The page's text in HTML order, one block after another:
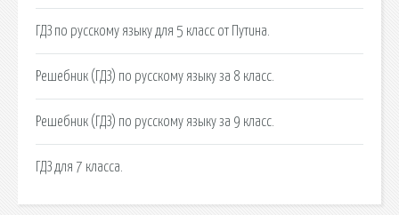
ГДЗ по русскому языку для 5 класс от Путина.
Решебник (ГДЗ) по русскому языку за 8 класс.
Решебник (ГДЗ) по русскому языку за 9 класс.
ГДЗ для 7 класса.